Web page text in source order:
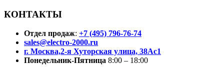
КОНТАКТЫ
Отдел продаж: +7 (495) 796-76-74
sales@electro-2000.ru
г. Москва,2-я Хуторская улица, 38Ас1
Понедельник-Пятница 8:00 – 18:00